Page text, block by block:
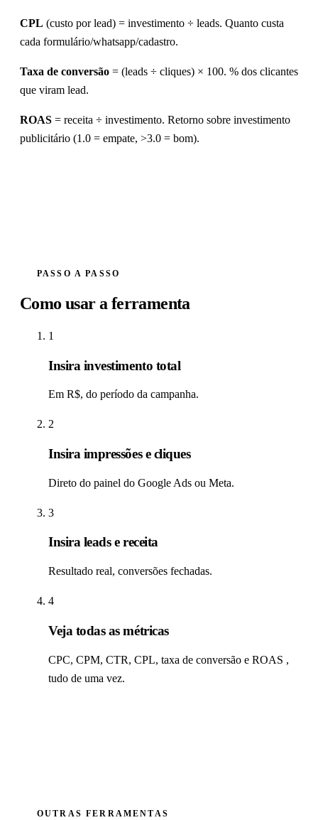
CPL (custo por lead) = investimento ÷ leads. Quanto custa
cada formulário/whatsapp/cadastro.
Taxa de conversão = (leads ÷ cliques) × 100. % dos clicantes
que viram lead.
ROAS = receita ÷ investimento. Retorno sobre investimento
publicitário (1.0 = empate, >3.0 = bom).
PASSO A PASSO
Como usar a ferramenta
1
Insira investimento total
Em R$, do período da campanha.
2
Insira impressões e cliques
Direto do painel do Google Ads ou Meta.
3
Insira leads e receita
Resultado real, conversões fechadas.
4
Veja todas as métricas
CPC, CPM, CTR, CPL, taxa de conversão e ROAS ,
tudo de uma vez.
OUTRAS FERRAMENTAS